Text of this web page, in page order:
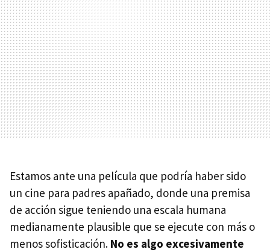
Estamos ante una película que podría haber sido
un cine para padres apañado, donde una premisa
de acción sigue teniendo una escala humana
medianamente plausible que se ejecute con más o
menos sofisticación. No es algo excesivamente